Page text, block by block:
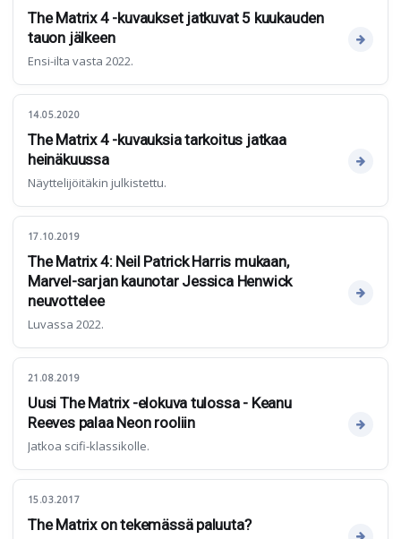
The Matrix 4 -kuvaukset jatkuvat 5 kuukauden
tauon jälkeen
Ensi-ilta vasta 2022.
14.05.2020
The Matrix 4 -kuvauksia tarkoitus jatkaa
heinäkuussa
Näyttelijöitäkin julkistettu.
17.10.2019
The Matrix 4: Neil Patrick Harris mukaan,
Marvel-sarjan kaunotar Jessica Henwick
neuvottelee
Luvassa 2022.
21.08.2019
Uusi The Matrix -elokuva tulossa - Keanu
Reeves palaa Neon rooliin
Jatkoa scifi-klassikolle.
15.03.2017
The Matrix on tekemässä paluuta?